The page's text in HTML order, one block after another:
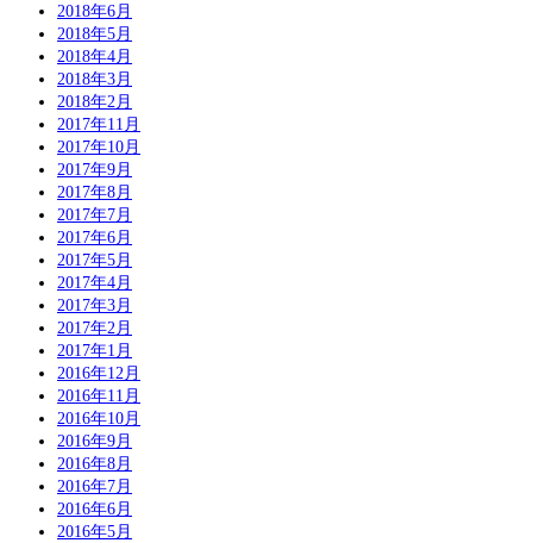
2018年6月
2018年5月
2018年4月
2018年3月
2018年2月
2017年11月
2017年10月
2017年9月
2017年8月
2017年7月
2017年6月
2017年5月
2017年4月
2017年3月
2017年2月
2017年1月
2016年12月
2016年11月
2016年10月
2016年9月
2016年8月
2016年7月
2016年6月
2016年5月